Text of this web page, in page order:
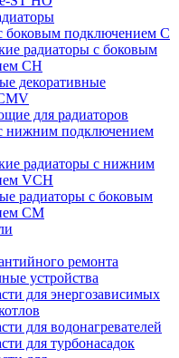
боковым подключением C
радиаторы c боковым
CH
декоративные
для радиаторов
нижним подключением
радиаторы c нижним
VCH
радиаторы с боковым
CM
ремонта
устройства
для энергозависимых
для водонагревателей
для турбонасадок